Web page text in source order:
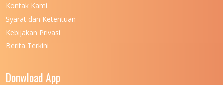
UNIVERSITAS NEGERI MANADO
UNIVERSITAS NEGERI MEDAN
UNIVERSITAS NEGERI PADANG
Kontak Kami
Syarat dan Ketentuan
Kebijakan Privasi
Berita Terkini
Donwload App